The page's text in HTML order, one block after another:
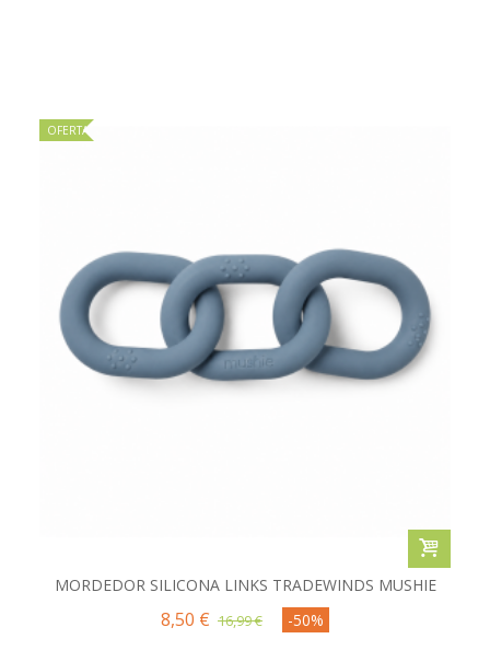
OFERTA
MORDEDOR SILICONA LINKS TRADEWINDS MUSHIE
8,50 € 16,99 € -50%